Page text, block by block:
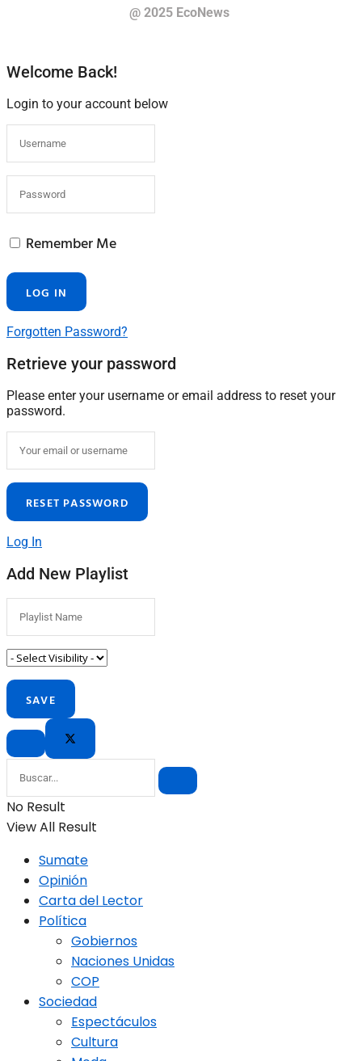
@ 2025 EcoNews
Welcome Back!
Login to your account below
Remember Me
Forgotten Password?
Retrieve your password
Please enter your username or email address to reset your
password.
Log In
Add New Playlist
No Result
View All Result
Sumate
Opinión
Carta del Lector
Política
Gobiernos
Naciones Unidas
COP
Sociedad
Espectáculos
Cultura